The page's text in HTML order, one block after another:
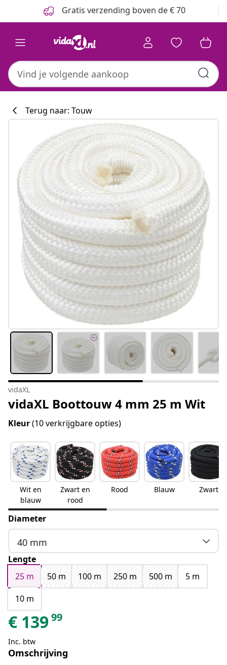
Gratis verzending boven de € 70
Terug naar: Touw
vidaXL
vidaXL Boottouw 4 mm 25 m Wit
Kleur(10 verkrijgbare opties)
Wit en
blauw
Zwart en
rood
Rood Blauw Zwart
Diameter
40 mm
Lengte
25 m
50 m 100 m 250 m 500 m
5 m
10 m
€ 13999
Inc. btw
Omschrijving